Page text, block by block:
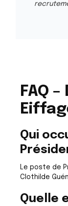
FAQ
Qui
Le poste de
Clothilde
Quelle